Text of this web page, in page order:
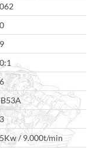
/ 9.000t/min